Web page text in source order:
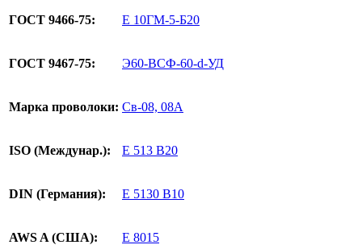
ГОСТ 9466-75: Е 10ГМ-5-Б20
ГОСТ 9467-75: Э60-ВСФ-60-d-УД
Марка проволоки: Св-08, 08А
ISO (Междунар.): Е 513 B20
DIN (Германия): E 5130 B10
AWS A (США): E 8015